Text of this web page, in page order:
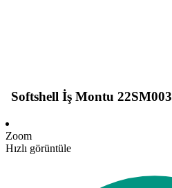
Softshell İş Montu 22SM003
Zoom
Hızlı görüntüle